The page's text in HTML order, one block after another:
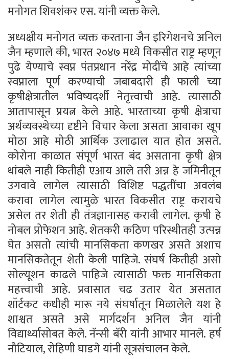
मनोगत शिवशंकर एस. यांनी व्यक्त केले.
अध्यक्षीय मनोगत व्यक्त करताना जैन इरिगेशनचे अनिल
जैन म्हणाले की, भारत २०४७ मध्ये विकसीत राष्ट्र म्हणून
पुढे येण्याचे स्वप्न पंतप्रधान नरेंद्र मोदींचे आहे त्यांच्या
स्वप्नाला पूर्ण करण्याची जबाबदारी ही फाली च्या
कृषीक्षेत्रातील भविष्यदर्शी नेतृत्त्वाची आहे. त्यासाठी
आतापासून प्रयत्न केले आहे. भारताच्या कृषी क्षेत्राचा
अर्थव्यवस्थेच्या दृष्टीने विचार केला असता आवाका खूप
मोठा आहे मोठी आर्थिक उलाढाल यात होत असते.
कोरोना काळात संपूर्ण भारत बंद असताना कृषी क्षेत्र
थांबले नाही कितीही एआय आले तरी अन्न हे जमिनीतून
उगवावे लागेल त्यासाठी विशिष्ट पद्धतींचा अवलंब
करावा लागेल त्यामुळे भारत विकसीत राष्ट्र करायचे
असेल तर शेती ही तंत्रज्ञानासह करावी लागेल. कृषी हे
नोबल प्रोफेशन आहे. शेतकरी कठिण परिस्थीतही उत्पन्न
घेत असतो त्यांची मानसिकता कणखर असते अशाच
मानसिकतेतून शेती केली पाहिजे. संघर्ष कितीही असो
सोल्यूशन काढले पाहिजे त्यासाठी फक्त मानसिकता
महत्त्वाची आहे. प्रवासात चढ उतार येत असतात
शॉर्टकट कधीही मारू नये संघर्षातून मिळालेले यश हे
शाश्वत असते असे मार्गदर्शन अनिल जैन यांनी
विद्यार्थ्यांसोबत केले. नॅन्सी बॅरी यांनी आभार मानले. हर्ष
नौटियाल, रोहिणी घाडगे यांनी सूत्रसंचालन केले.